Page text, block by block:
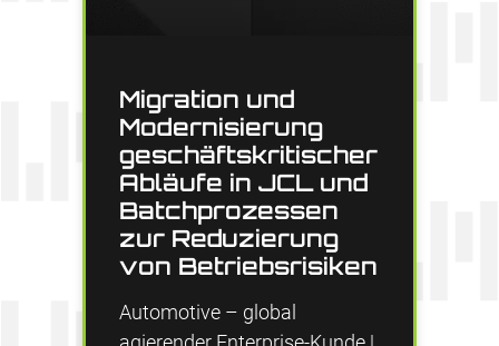
Migration und
Modernisierung
geschäftskritischer
Abläufe in JCL und
Batchprozessen
zur Reduzierung
von Betriebsrisiken
Automotive – global